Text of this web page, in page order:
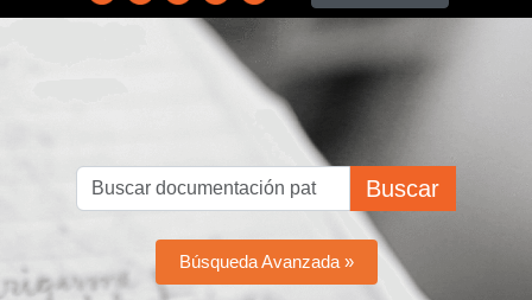
Buscar
Búsqueda Avanzada »